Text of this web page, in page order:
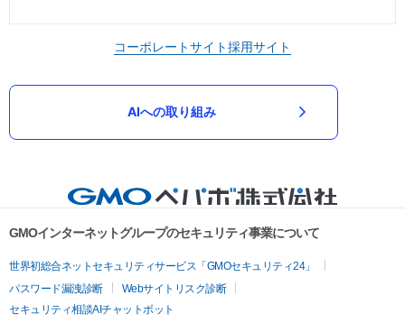
コーポレートサイト採用サイト
AIへの取り組み
GMOインターネットグループのセキュリティ事業について
世界初総合ネットセキュリティサービス「GMOセキュリティ24」
パスワード漏洩診断
Webサイトリスク診断
セキュリティ相談AIチャットボット